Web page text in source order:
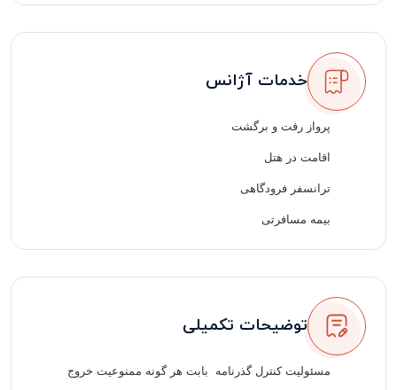
خدمات آژانس
پرواز رفت و برگشت
اقامت در هتل
ترانسفر فرودگاهی
بیمه مسافرتی
لیدر مسافرتی فارسی زبان
توضیحات تکمیلی
مسئولیت کنترل گذرنامه بابت هر گونه ممنوعیت خروج